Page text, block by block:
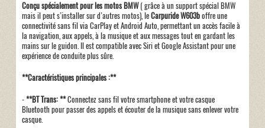
Conçu spécialement pour les motos BMW( grâce à un support spécial BMW
mais il peut s’installer sur d’autres motos), leCarpuride W603boffre une
connectivité sans fil via CarPlay et Android Auto, permettant un accès facile à
la navigation, aux appels, à la musique et aux messages tout en gardant les
mains sur le guidon. Il est compatible avec Siri et Google Assistant pour une
expérience de conduite plus sûre.
**Caractéristiques principales :**
-**BT Trans: **Connectez sans fil votre smartphone et votre casque
Bluetooth pour passer des appels et écouter de la musique sans enlever votre
casque.